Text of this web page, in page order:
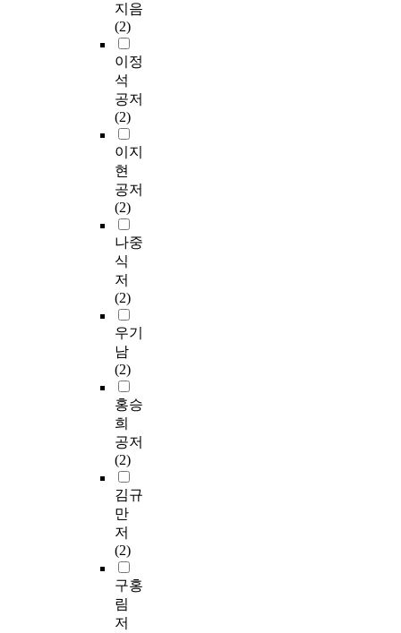
지음
(2)
이정
석
공저
(2)
이지
현
공저
(2)
나중
식
저
(2)
우기
남
(2)
홍승
희
공저
(2)
김규
만
저
(2)
구홍
림
저